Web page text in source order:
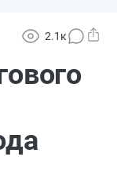
предлагают
трудовых и ГПХ-
2.1к